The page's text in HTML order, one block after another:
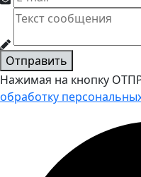
Отправить
Нажимая на кнопку
обработку